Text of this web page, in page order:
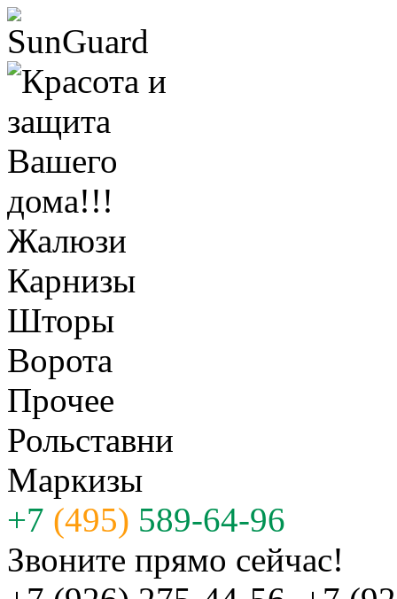
Жалюзи
Карнизы
Шторы
Ворота
Прочее
Рольставни
Маркизы
+7 (495) 589-64-96
Звоните прямо сейчас!